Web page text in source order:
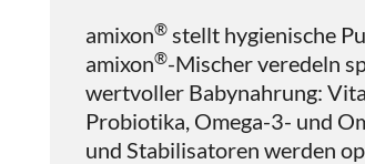
amixon® stellt hygienische
amixon®-Mischer veredeln
wertvoller Babynahrung:
Probiotika, Omega-3- und
und Stabilisatoren werden